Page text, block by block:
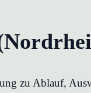
zu Ablauf,